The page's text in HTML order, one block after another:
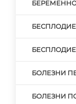
БОЛЕЗНИ
БОЛЕЗНИ